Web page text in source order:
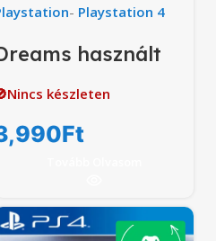
- Playstation 4
használt
készleten
Ft